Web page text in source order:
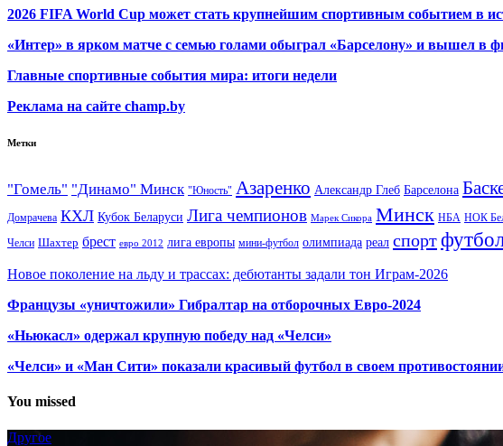
2026 FIFA World Cup может стать крупнейшим спортивным событием в
«Интер» в ярком матче с семью голами обыграл «Барселону» и вышел в
Главные спортивные события мира: итоги недели
Реклама на сайте champ.by
Метки
"Гомель" "Динамо" Минск "Юность" Азаренко Александр Глеб Барселона
Домрачева КХЛ Кубок Беларуси Лига чемпионов Марек Сикора Минск НБА НОК
Челси Шахтер брест евро 2012 лига европы мини-футбол олимпиада реал спорт
Новое поколение на льду и трассах: дебютанты задали тон Играм-2026
Французы «уничтожили» Гибралтар на отборочных Евро-2024
«Ньюкасл» одержал крупную победу над «Челси»
«Челси» и «Ман Сити» показали красивый футбол в своем
You missed
Другое